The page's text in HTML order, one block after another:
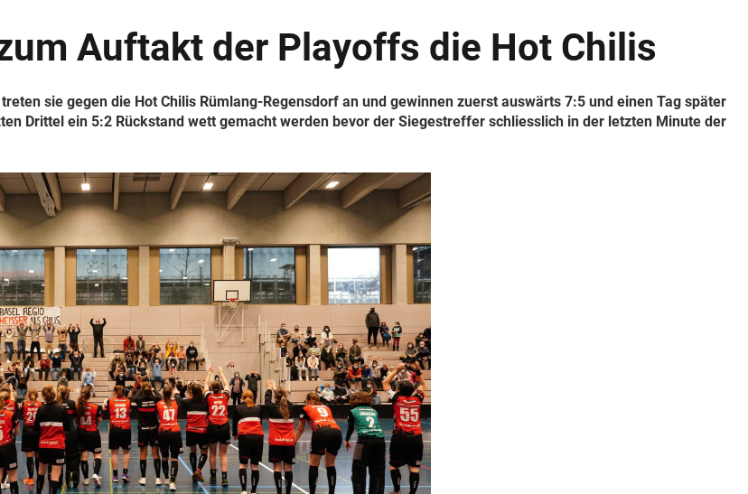
Auftakt der Playoffs die Hot Chilis
sie gegen die Hot Chilis Rümlang-Regensdorf an und gewinnen zuerst auswärts 7:5 und einen Tag später
Drittel ein 5:2 Rückstand wett gemacht werden bevor der Siegestreffer schliesslich in der letzten Minute der